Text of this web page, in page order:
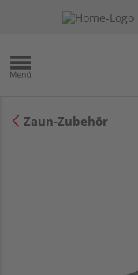
Zaun-Zubehör